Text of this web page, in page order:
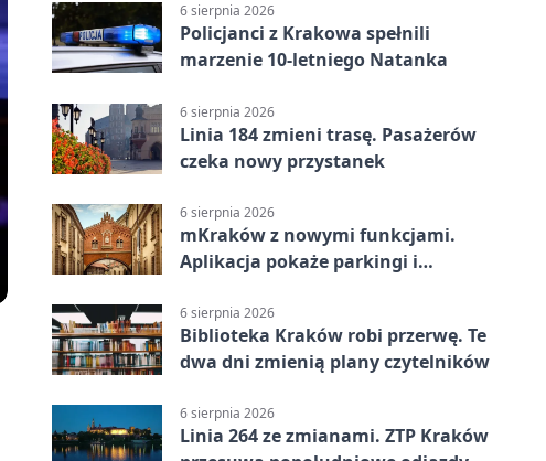
6 sierpnia 2026
Policjanci z Krakowa spełnili
marzenie 10-letniego Natanka
6 sierpnia 2026
Linia 184 zmieni trasę. Pasażerów
czeka nowy przystanek
6 sierpnia 2026
mKraków z nowymi funkcjami.
Aplikacja pokaże parkingi i
6 sierpnia 2026
Biblioteka Kraków robi przerwę. Te
dwa dni zmienią plany czytelników
6 sierpnia 2026
Linia 264 ze zmianami. ZTP Kraków